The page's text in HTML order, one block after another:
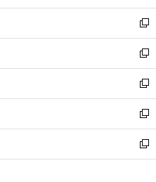
開
く
ウ
で
開
く
ン
ド
ウ
で
開
く
ウ
ィ
ン
ド
ウ
で
開
く
し
い
ウ
ィ
ン
ド
ウ
で
開
く
新
し
い
ウ
ィ
ン
ド
ウ
で
開
新
し
い
ウ
ィ
ン
ド
ウ
新
し
い
ウ
ィ
ン
新
し
い
ウ
新
し